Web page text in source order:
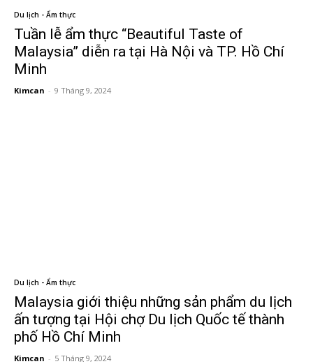
Du lịch - Ẩm thực
Tuần lễ ẩm thực “Beautiful Taste of
Malaysia” diễn ra tại Hà Nội và TP. Hồ Chí
Minh
Kimcan - 9 Tháng 9, 2024
Du lịch - Ẩm thực
Malaysia giới thiệu những sản phẩm du lịch
ấn tượng tại Hội chợ Du lịch Quốc tế thành
phố Hồ Chí Minh
Kimcan - 5 Tháng 9, 2024